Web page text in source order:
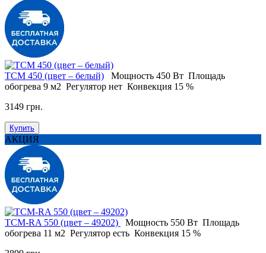
ТСМ 450 (цвет – белый) Мощность 450 Вт Площадь
обогрева 9 м2 Регулятор нет Конвекция 15 %
3149 грн.
Купить
АКЦИЯ
ТСМ-RA 550 (цвет – 49202) Мощность 550 Вт Площадь
обогрева 11 м2 Регулятор есть Конвекция 15 %